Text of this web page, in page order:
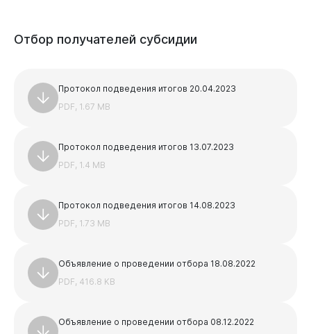
Бизнесу
Администрация Центрального района
Администрация Кузнецкого района
Администрация Куйбышевского района
Администрация Новоильинского района
Финансовое управление города Новокузнецка
Отбор получателей субсидии
Протокол подведения итогов 20.04.2023
PDF, 1.67 MB
Протокол подведения итогов 13.07.2023
PDF, 1.4 MB
Протокол подведения итогов 14.08.2023
PDF, 1.73 MB
Объявление о проведении отбора 18.08.2022
PDF, 416.8 KB
Объявление о проведении отбора 08.12.2022